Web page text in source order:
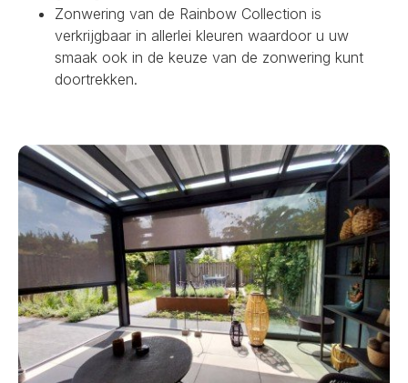
Zonwering van de Rainbow Collection is
verkrijgbaar in allerlei kleuren waardoor u uw
smaak ook in de keuze van de zonwering kunt
doortrekken.